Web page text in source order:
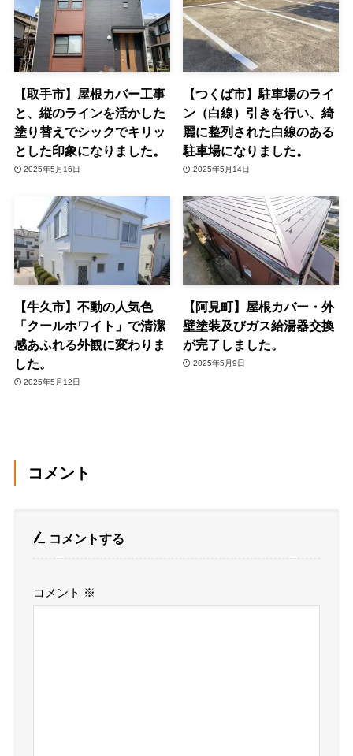
【取手市】屋根カバー工事
と、縦のラインを活かした
塗り替えでシックでキリッ
とした印象になりました。
2025年5月16日
【つくば市】駐車場のライ
ン（白線）引きを行い、綺
麗に整列された白線のある
駐車場になりました。
2025年5月14日
【牛久市】不動の人気色
「クールホワイト」で清潔
感あふれる外観に変わりま
した。
2025年5月12日
【阿見町】屋根カバー・外
壁塗装及びガス給湯器交換
が完了しました。
2025年5月9日
コメント
コメントする
コメント ※